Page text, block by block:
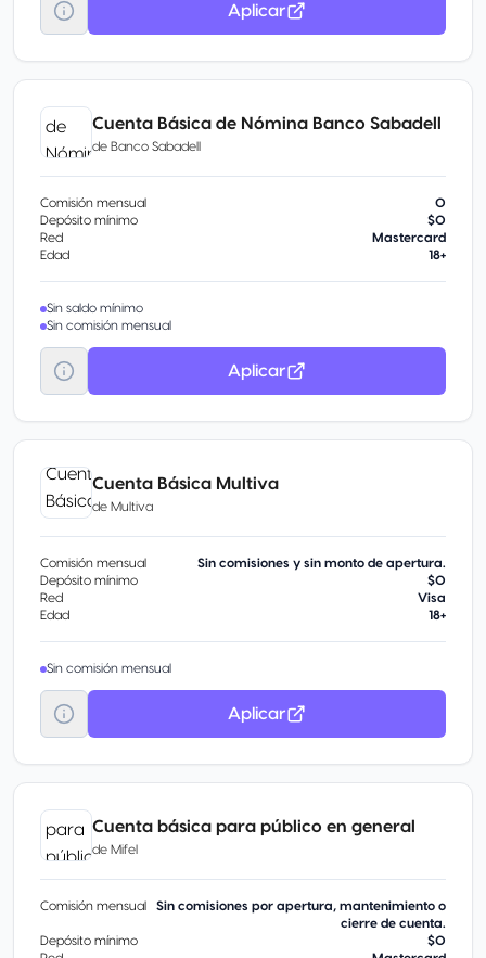
Aplicar
Cuenta Básica de Nómina Banco Sabadell
de Banco Sabadell
Comisión mensual
0
Depósito mínimo
$0
Red
Mastercard
Edad
18+
Sin saldo mínimo
Sin comisión mensual
Aplicar
Cuenta Básica Multiva
de Multiva
Comisión mensual
Sin comisiones y sin monto de apertura.
Depósito mínimo
$0
Red
Visa
Edad
18+
Sin comisión mensual
Aplicar
Cuenta básica para público en general
de Mifel
Comisión mensual
Sin comisiones por apertura, mantenimiento o
cierre de cuenta.
Depósito mínimo
$0